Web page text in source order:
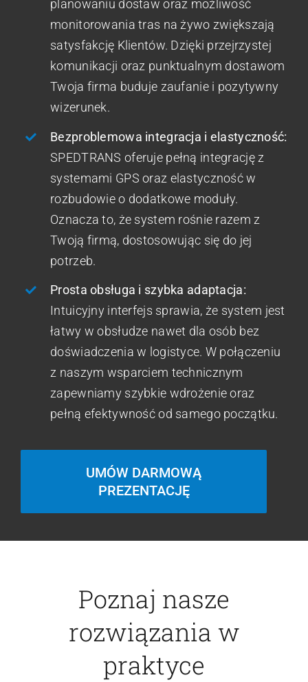
planowaniu dostaw oraz możliwość
monitorowania tras na żywo zwiększają
satysfakcję Klientów. Dzięki przejrzystej
komunikacji oraz punktualnym dostawom
Twoja firma buduje zaufanie i pozytywny
wizerunek.
Bezproblemowa integracja i elastyczność:
SPEDTRANS oferuje pełną integrację z
systemami GPS oraz elastyczność w
rozbudowie o dodatkowe moduły.
Oznacza to, że system rośnie razem z
Twoją firmą, dostosowując się do jej
potrzeb.
Prosta obsługa i szybka adaptacja:
Intuicyjny interfejs sprawia, że system jest
łatwy w obsłudze nawet dla osób bez
doświadczenia w logistyce. W połączeniu
z naszym wsparciem technicznym
zapewniamy szybkie wdrożenie oraz
pełną efektywność od samego początku.
UMÓW DARMOWĄ
PREZENTACJĘ
Poznaj nasze
rozwiązania w
praktyce